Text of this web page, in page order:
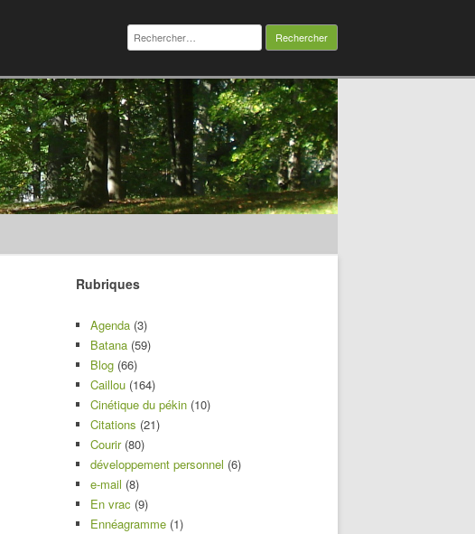
Rechercher :
Rubriques
Agenda (3)
Batana (59)
Blog (66)
Caillou (164)
Cinétique du pékin (10)
Citations (21)
Courir(80)
développement personnel (6)
e-mail (8)
En vrac (9)
Ennéagramme (1)